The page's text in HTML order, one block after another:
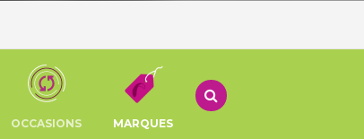
OCCASIONS MARQUES